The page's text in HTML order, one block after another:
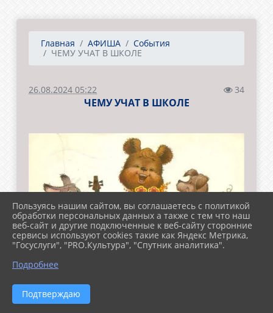
Главная АФИША
События
ЧЕМУ УЧАТ В ШКОЛЕ
26.08.2024 05:22 34
ЧЕМУ УЧАТ В ШКОЛЕ
Приближается новый учебный год. А значит,
пришло время новых знаний и открытий!
Пользуясь нашим сайтом, вы соглашаетесь с политикой
обработки персональных данных а также с тем что наш
веб-сайт и другие подключенные к веб-сайту сторонние
сервисы используют cookies такие как Яндекс Метрика,
"Госуслуги", "PRO.Культура", "Спутник аналитика".
Подробнее
Подтверждаю